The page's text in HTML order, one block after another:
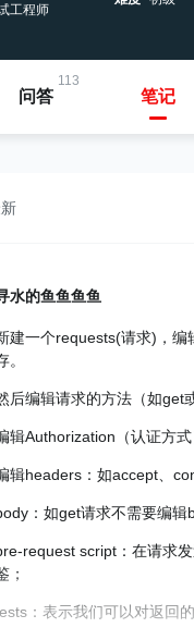
工程师
113
问答 笔记
水的鱼鱼鱼鱼
建一个requests(请求)，
。
后编辑请求的方法（如get
辑Authorization（认证方
辑headers：如accept、
：如get请求不需要编辑
request script：在请求
；
：表示我们可以对返回